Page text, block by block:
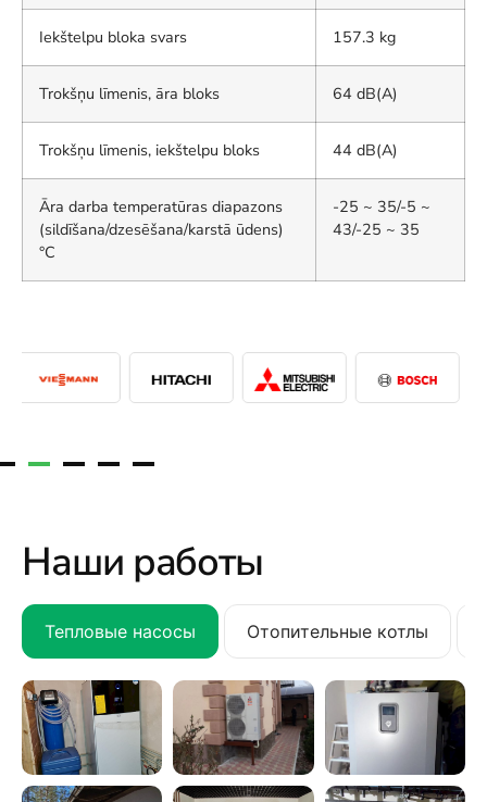
Iekštelpu bloka svars 157.3 kg
Trokšņu līmenis, āra bloks 64 dB(A)
Trokšņu līmenis, iekštelpu bloks 44 dB(A)
Āra darba temperatūras diapazons
(sildīšana/dzesēšana/karstā ūdens)
°C
-25 ~ 35/-5 ~
43/-25 ~ 35
Наши работы
Тепловые насосы Отопительные котлы